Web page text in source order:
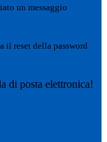
un messaggio
il reset della password
di posta elettronica!